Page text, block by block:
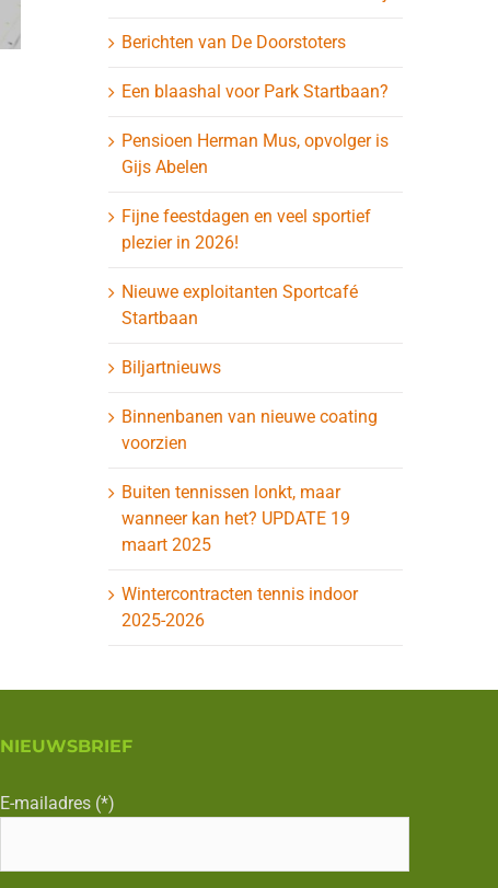
Hulpkrachten
gevraagd bij de
verankering
Blaashal
nadert
Berichten van De Doorstoters
Een blaashal voor Park Startbaan?
Pensioen Herman Mus, opvolger is
Gijs Abelen
Fijne feestdagen en veel sportief
plezier in 2026!
Nieuwe exploitanten Sportcafé
Startbaan
Biljartnieuws
Binnenbanen van nieuwe coating
voorzien
Buiten tennissen lonkt, maar
wanneer kan het? UPDATE 19
maart 2025
Wintercontracten tennis indoor
2025-2026
NIEUWSBRIEF
E-mailadres (*)